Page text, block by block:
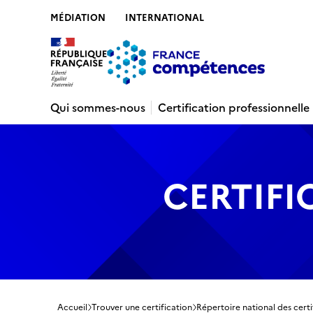
MÉDIATION INTERNATIONAL
Qui sommes-nous
Certification professionnelle
Accueil Trouver une certification Répertoire national des